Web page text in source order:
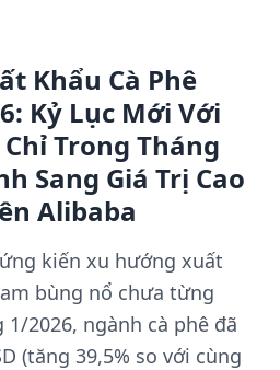
Khẩu Cà Phê
Kỷ Lục Mới Với
Chỉ Trong Tháng
Sang Giá Trị Cao
Alibaba
kiến xu hướng xuất
bùng nổ chưa từng
2026, ngành cà phê đã
(tăng 39,5% so với cùng